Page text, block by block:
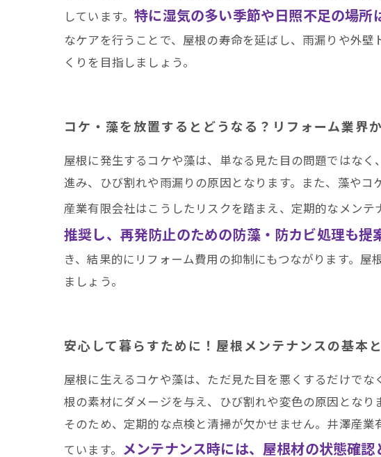
しています。特に湿気の多い季節や日照不足の場
なケアを行うことで、屋根の寿命を延ばし、雨漏りや外
くりを目指しましょう。
コケ・藻を放置するとどうなる？リフォーム業界
屋根に発生するコケや藻は、単なる見た目の問題ではな
進み、ひび割れや雨漏りの原因となります。また、藻や
産業有限会社はこうしたリスクを踏まえ、定期的なメンテ
推奨し、再発防止のための防藻・防カビ処理も提
き、結果的にリフォーム費用の抑制にもつながります。
ましょう。
安心して暮らすために！屋根メンテナンスの基本
屋根に生えるコケや藻は、ただ見た目を悪くするだけで
根の素材にダメージを与え、ひび割れや変色の原因となり
そのため、定期的な点検と清掃が欠かせません。井澤産
ています。 メンテナンス時には、屋根材の状態確